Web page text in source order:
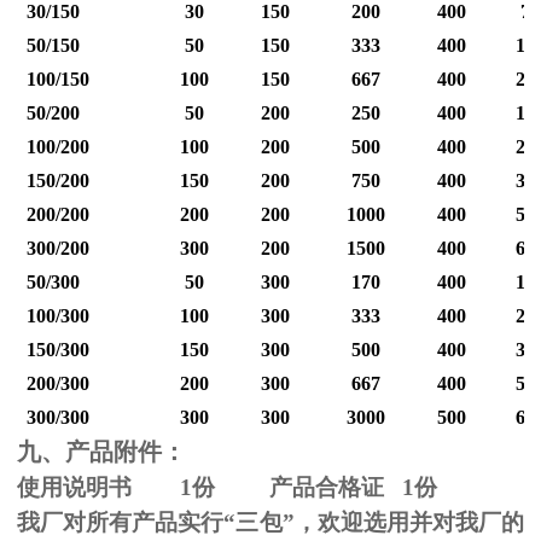
30/150
30 150 200 400
75
50/150
50 150 333 400
100/150
100 150 667 400
50/200
50 200 250 400
100/200
100 200 500 400
150/200
150 200 750 400
200/200
200 200 1000 400
300/200
300 200 1500 400
50/300
50 300 170 400
100/300
100 300 333 400
150/300
150 300 500 400
200/300
200 300 667 400
300/300
300 300 3000 500
九、产品附件：
使用说明书 1份 产品合格证 1份
我厂对所有产品实行“三包”，欢迎选用并对我厂的